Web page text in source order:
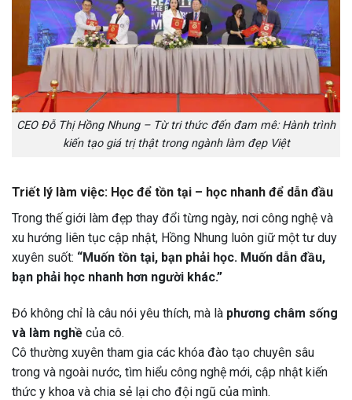
CEO Đỗ Thị Hồng Nhung – Từ tri thức đến đam mê: Hành trình
kiến tạo giá trị thật trong ngành làm đẹp Việt
Triết lý làm việc: Học để tồn tại – học nhanh để dẫn đầu
Trong thế giới làm đẹp thay đổi từng ngày, nơi công nghệ và
xu hướng liên tục cập nhật, Hồng Nhung luôn giữ một tư duy
xuyên suốt: “Muốn tồn tại, bạn phải học. Muốn dẫn đầu,
bạn phải học nhanh hơn người khác.”
Đó không chỉ là câu nói yêu thích, mà là phương châm sống
và làm nghề của cô.
Cô thường xuyên tham gia các khóa đào tạo chuyên sâu
trong và ngoài nước, tìm hiểu công nghệ mới, cập nhật kiến
thức y khoa và chia sẻ lại cho đội ngũ của mình.